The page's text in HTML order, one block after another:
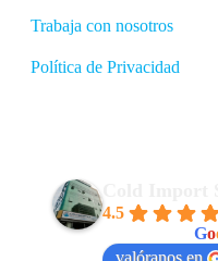
Trabaja con nosotros
Política de Privacidad
4.5
Go
valóranos en